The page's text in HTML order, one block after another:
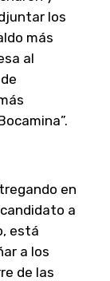
los
más
al
en
a
está
a los
de las